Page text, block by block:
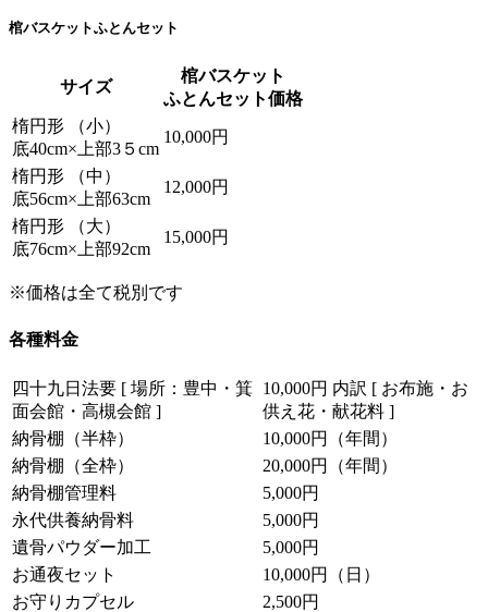
棺バスケットふとんセット
サイズ
棺バスケット
ふとんセット価格
楕円形 （小）
底40cm×上部3５cm
10,000円
楕円形 （中）
底56cm×上部63cm
12,000円
楕円形 （大）
底76cm×上部92cm
15,000円
※価格は全て税別です
各種料金
四十九日法要 [ 場所：豊中・箕
面会館・高槻会館 ]
10,000円 内訳 [ お布施・お
供え花・献花料 ]
納骨棚（半枠）
10,000円（年間）
納骨棚（全枠）
20,000円（年間）
納骨棚管理料
5,000円
永代供養納骨料
5,000円
遺骨パウダー加工
5,000円
お通夜セット
10,000円（日）
お守りカプセル
2,500円